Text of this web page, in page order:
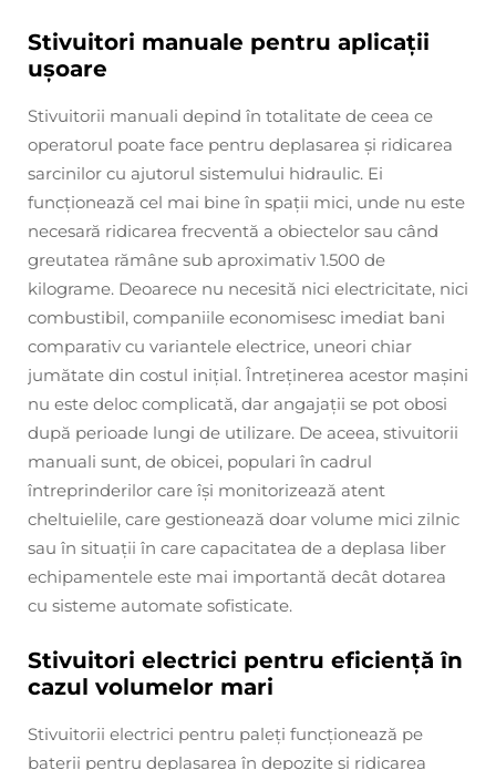
Stivuitori manuale pentru aplicații
ușoare
Stivuitorii manuali depind în totalitate de ceea ce
operatorul poate face pentru deplasarea și ridicarea
sarcinilor cu ajutorul sistemului hidraulic. Ei
funcționează cel mai bine în spații mici, unde nu este
necesară ridicarea frecventă a obiectelor sau când
greutatea rămâne sub aproximativ 1.500 de
kilograme. Deoarece nu necesită nici electricitate, nici
combustibil, companiile economisesc imediat bani
comparativ cu variantele electrice, uneori chiar
jumătate din costul inițial. Întreținerea acestor mașini
nu este deloc complicată, dar angajații se pot obosi
după perioade lungi de utilizare. De aceea, stivuitorii
manuali sunt, de obicei, populari în cadrul
întreprinderilor care își monitorizează atent
cheltuielile, care gestionează doar volume mici zilnic
sau în situații în care capacitatea de a deplasa liber
echipamentele este mai importantă decât dotarea
cu sisteme automate sofisticate.
Stivuitori electrici pentru eficiență în
cazul volumelor mari
Stivuitorii electrici pentru paleți funcționează pe
baterii pentru deplasarea în depozite și ridicarea